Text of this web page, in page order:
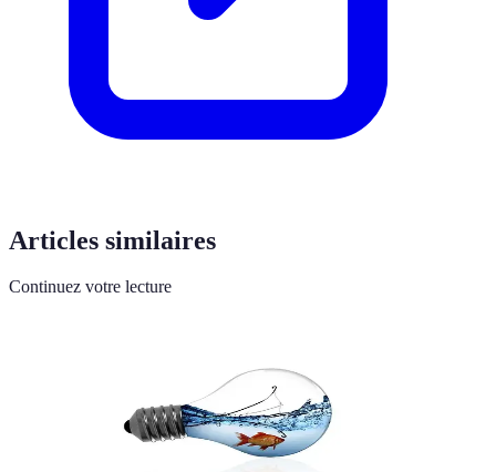
Articles similaires
Continuez votre lecture